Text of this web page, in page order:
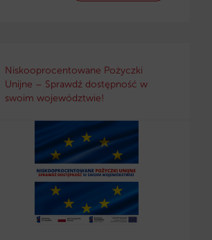
Niskooprocentowane Pożyczki
Unijne – Sprawdź dostępność w
swoim województwie!